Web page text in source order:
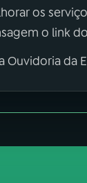
os
o link
Ouvidoria da